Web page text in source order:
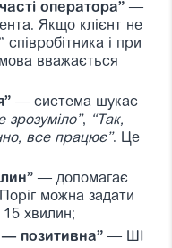
оператора” —
Якщо клієнт не
і при
вважається
— система шукає
зрозуміло”, “Так,
все працює”. Це
— допомагає
можна задати
хвилин;
— позитивна” — ШІ